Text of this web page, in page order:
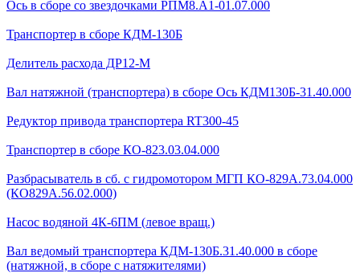
Ось в сборе со звездочками РПМ8.А1-01.07.000
Транспортер в сборе КДМ-130Б
Делитель расхода ДР12-М
Вал натяжной (транспортера) в сборе Ось КДМ130Б-31.40.000
Редуктор привода транспортера RT300-45
Транспортер в сборе КО-823.03.04.000
Разбрасыватель в сб. с гидромотором МГП КО-829А.73.04.000
(КО829А.56.02.000)
Насос водяной 4К-6ПМ (левое вращ.)
Вал ведомый транспортера КДМ-130Б.31.40.000 в сборе
(натяжной, в сборе с натяжителями)